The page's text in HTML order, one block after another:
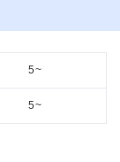
5~
5~